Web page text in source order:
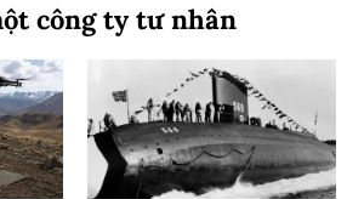
công ty tư nhân